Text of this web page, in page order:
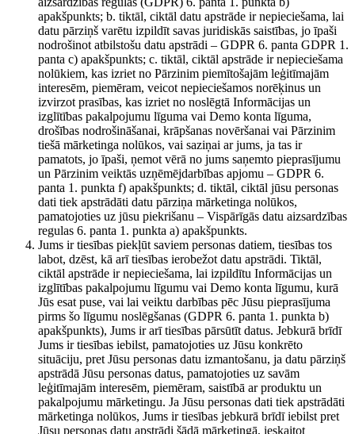
apakšpunkts; b. tiktāl, ciktāl datu apstrāde ir nepieciešama, lai
datu pārziņš varētu izpildīt savas juridiskās saistības, jo īpaši
nodrošinot atbilstošu datu apstrādi – GDPR 6. panta GDPR 1.
panta c) apakšpunkts; c. tiktāl, ciktāl apstrāde ir nepieciešama
nolūkiem, kas izriet no Pārzinim piemītošajām leģitīmajām
interesēm, piemēram, veicot nepieciešamos norēķinus un
izvirzot prasības, kas izriet no noslēgtā Informācijas un
izglītības pakalpojumu līguma vai Demo konta līguma,
drošības nodrošināšanai, krāpšanas novēršanai vai Pārzinim
tiešā mārketinga nolūkos, vai saziņai ar jums, ja tas ir
pamatots, jo īpaši, ņemot vērā no jums saņemto pieprasījumu
un Pārzinim veiktās uzņēmējdarbības apjomu – GDPR 6.
panta 1. punkta f) apakšpunkts; d. tiktāl, ciktāl jūsu personas
dati tiek apstrādāti datu pārziņa mārketinga nolūkos,
pamatojoties uz jūsu piekrišanu – Vispārīgās datu aizsardzības
regulas 6. panta 1. punkta a) apakšpunkts.
Jums ir tiesības piekļūt saviem personas datiem, tiesības tos
labot, dzēst, kā arī tiesības ierobežot datu apstrādi. Tiktāl,
ciktāl apstrāde ir nepieciešama, lai izpildītu Informācijas un
izglītības pakalpojumu līgumu vai Demo konta līgumu, kurā
Jūs esat puse, vai lai veiktu darbības pēc Jūsu pieprasījuma
pirms šo līgumu noslēgšanas (GDPR 6. panta 1. punkta b)
apakšpunkts), Jums ir arī tiesības pārsūtīt datus. Jebkurā brīdī
Jums ir tiesības iebilst, pamatojoties uz Jūsu konkrēto
situāciju, pret Jūsu personas datu izmantošanu, ja datu pārziņš
apstrādā Jūsu personas datus, pamatojoties uz savām
leģitīmajām interesēm, piemēram, saistībā ar produktu un
pakalpojumu mārketingu. Ja Jūsu personas dati tiek apstrādāti
mārketinga nolūkos, Jums ir tiesības jebkurā brīdī iebilst pret
Jūsu personas datu apstrādi šādā mārketingā, ieskaitot